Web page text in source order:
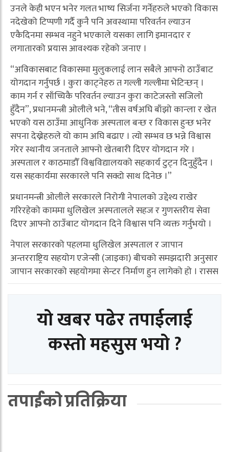
उनले केही भएन भनेर गलत भाष्य सिर्जना गर्नेहरुले भएको विकास
नदेखेको टिप्पणी गर्दै कुनै पनि अवस्थामा परिवर्तन ल्याउन
एकैदिनमा सम्भव नहुने भएकाले यसका लागि इमानदार र
लगातारको प्रयास आवश्यक रहेको जनाए ।
“अविकासबाट विकासमा मुलुकलाई लान सबैले आफ्नो ठाउँबाट
योगदान गर्नुपर्छ । कुरा काट्नेहरु त गल्ली गल्लीमा भेटिन्छन् ।
काम गर्न र साँच्चिकै परिवर्तन ल्याउन कुरा काटेजस्तो सजिलो
हुँदैन”, प्रधानमन्त्री ओलीले भने, “तीस वर्षअघि बाँझो कान्ला र खेत
भएको यस ठाउँमा आधुनिक अस्पताल बन्छ र विकास हुन्छ भनेर
सपना देख्नेहरुले यो काम अघि बढाए । त्यो सम्भव छ भन्ने विश्वास
गरेर स्थानीय जनताले आफ्नो खेतबारी दिएर योगदान गरे ।
अस्पताल र काठमाडौँ विश्वविद्यालयको सहकार्य टुट्न दिनुहुँदैन ।
यस सहकार्यमा सरकारले पनि सक्दो साथ दिनेछ ।”
प्रधानमन्त्री ओलीले सरकारले निरोगी नेपालको उद्देश्य राखेर
गरिरहेको काममा धुलिखेल अस्पतालले सहज र गुणस्तरीय सेवा
दिएर आफ्नो ठाउँबाट योगदान दिने विश्वास पनि व्यक्त गर्नुभयो ।
नेपाल सरकारको पहलमा धुलिखेल अस्पताल र जापान
अन्तरराष्ट्रिय सहयोग एजेन्सी (जाइका) बीचको समझदारी अनुसार
जापान सरकारको सहयोगमा सेन्टर निर्माण हुन लागेको हो । रासस
यो खबर पढेर तपाईलाई
कस्तो महसुस भयो ?
तपाईको प्रतिक्रिया